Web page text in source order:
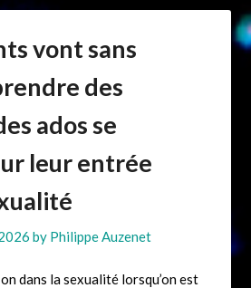
vont sans
des
ados se
leur entrée
by Philippe Auzenet
dans la sexualité lorsqu’on est